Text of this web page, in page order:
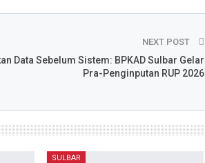
NEXT POST
Data Sebelum Sistem: BPKAD Sulbar Gelar
Pra-Penginputan RUP 2026
SULBAR